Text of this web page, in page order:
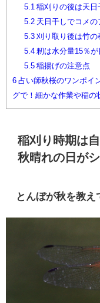
5.1 稲刈りの後は天日
5.2天日干しでコメの
5.3刈り取り後は竹の
5.4籾は水分量15％が
5.5稲揚げの注意点
6 占い師秋桜のワンポイ
グで！細かな作業や稲の
稲刈り時期は
秋晴れの日が
とんぼが秋を教え